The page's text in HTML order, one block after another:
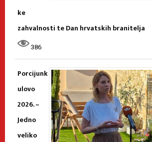
ke
zahvalnosti te Dan hrvatskih branitelja
386
Porcijunk
ulovo
2026. –
Jedno
veliko